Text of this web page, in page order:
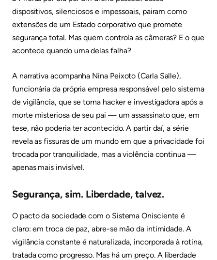
dispositivos, silenciosos e impessoais, pairam como
extensões de um Estado corporativo que promete
segurança total. Mas quem controla as câmeras? E o que
acontece quando uma delas falha?
A narrativa acompanha Nina Peixoto (Carla Salle),
funcionária da própria empresa responsável pelo sistema
de vigilância, que se torna hacker e investigadora após a
morte misteriosa de seu pai — um assassinato que, em
tese, não poderia ter acontecido. A partir daí, a série
revela as fissuras de um mundo em que a privacidade foi
trocada por tranquilidade, mas a violência continua —
apenas mais invisível.
Segurança, sim. Liberdade, talvez.
O pacto da sociedade com o Sistema Onisciente é
claro: em troca de paz, abre-se mão da intimidade. A
vigilância constante é naturalizada, incorporada à rotina,
tratada como progresso. Mas há um preço. A liberdade